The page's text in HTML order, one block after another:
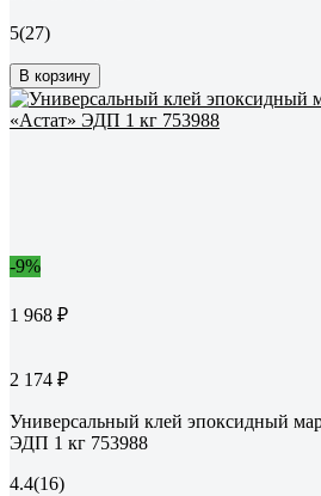
5(27)
В корзину
-9%
1 968 ₽
2 174 ₽
Универсальный клей эпоксидный
ЭДП 1 кг 753988
4.4(16)